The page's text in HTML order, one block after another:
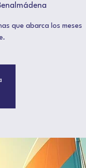
que abarca los meses